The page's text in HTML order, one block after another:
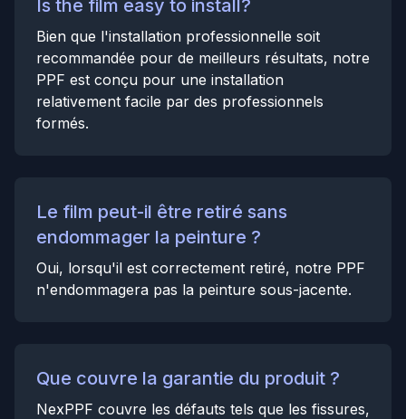
Is the film easy to install?
Bien que l'installation professionnelle soit
recommandée pour de meilleurs résultats, notre
PPF est conçu pour une installation
relativement facile par des professionnels
formés.
Le film peut-il être retiré sans
endommager la peinture ?
Oui, lorsqu'il est correctement retiré, notre PPF
n'endommagera pas la peinture sous-jacente.
Que couvre la garantie du produit ?
NexPPF couvre les défauts tels que les fissures,